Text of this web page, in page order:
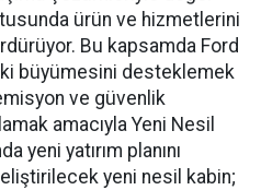
ürün ve hizmetlerini
Bu kapsamda Ford
büyümesini desteklemek
ve güvenlik
amacıyla Yeni Nesil
yeni yatırım planını
yeni nesil kabin;